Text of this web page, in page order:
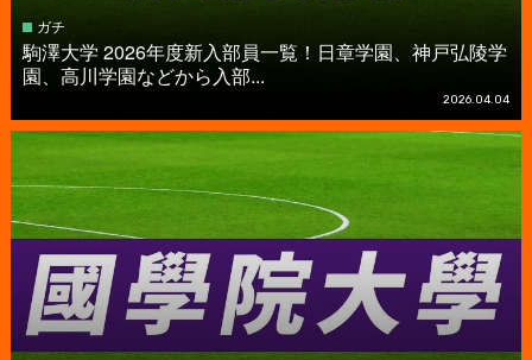
ガチ
駒澤大学 2026年度新入部員一覧！日章学園、神戸弘陵学
園、高川学園などから入部...
2026.04.04